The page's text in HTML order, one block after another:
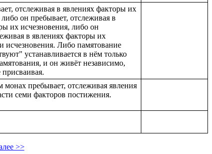
отслеживая в явлениях факторы их
он пребывает, отслеживая в
их исчезновения, либо он
в явлениях факторы их
исчезновения. Либо памятование
устанавливается в нём только
и он живёт независимо,
монах пребывает, отслеживая явления
семи факторов постижения.
>>